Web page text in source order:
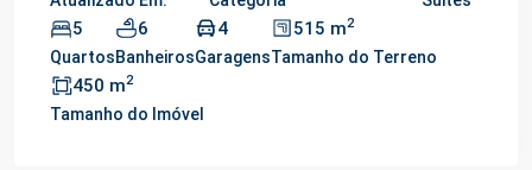
5
Quartos
6
Banheiros
4
Garagens
515 m2
Tamanho do Terreno
450 m2
Tamanho do Imóvel